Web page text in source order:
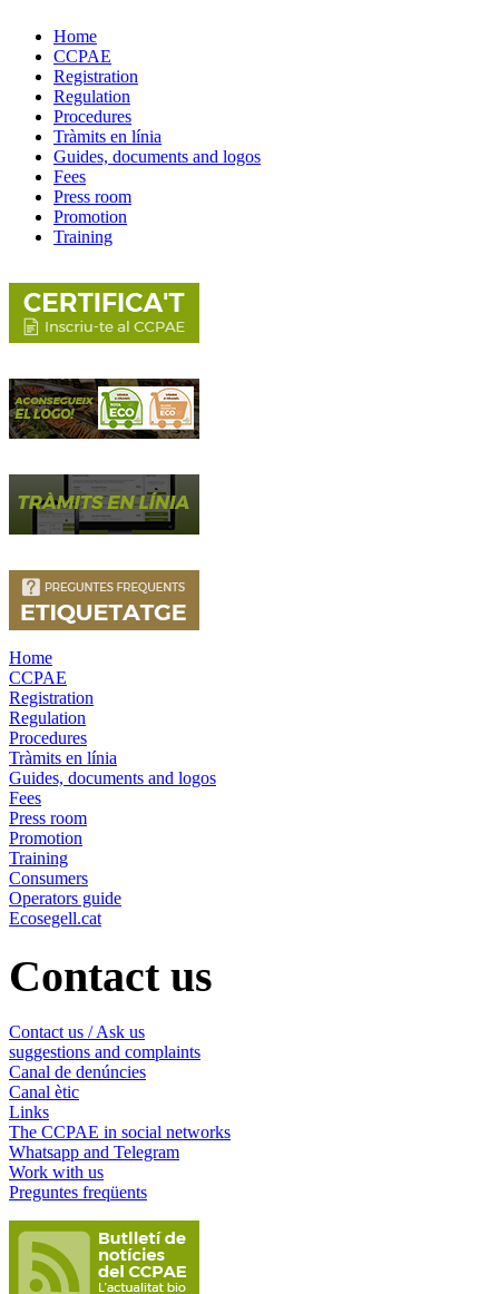
Home
CCPAE
Registration
Regulation
Procedures
Tràmits en línia
Guides, documents and logos
Fees
Press room
Promotion
Training
Home
CCPAE
Registration
Regulation
Procedures
Tràmits en línia
Guides, documents and logos
Fees
Press room
Promotion
Training
Consumers
Operators guide
Ecosegell.cat
Contact us
Contact us / Ask us
suggestions and complaints
Canal de denúncies
Canal ètic
Links
The CCPAE in social networks
Whatsapp and Telegram
Work with us
Preguntes freqüents